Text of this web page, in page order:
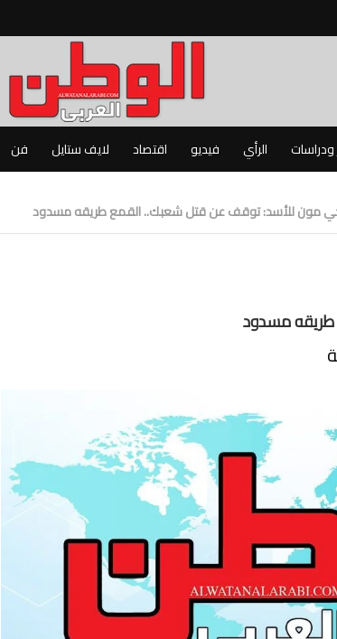
ودراسات الرأي فيديو اقتصاد لايف ستايل فن
كي مون للأسد: توقف عن قتل شعبك.. القمع طريقه مسدود
مسدود